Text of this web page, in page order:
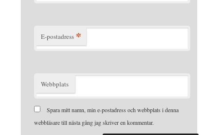
E-postadress *
Webbplats
Spara mitt namn, min e-postadress och webbplats i denna
webbläsare till nästa gång jag skriver en kommentar.